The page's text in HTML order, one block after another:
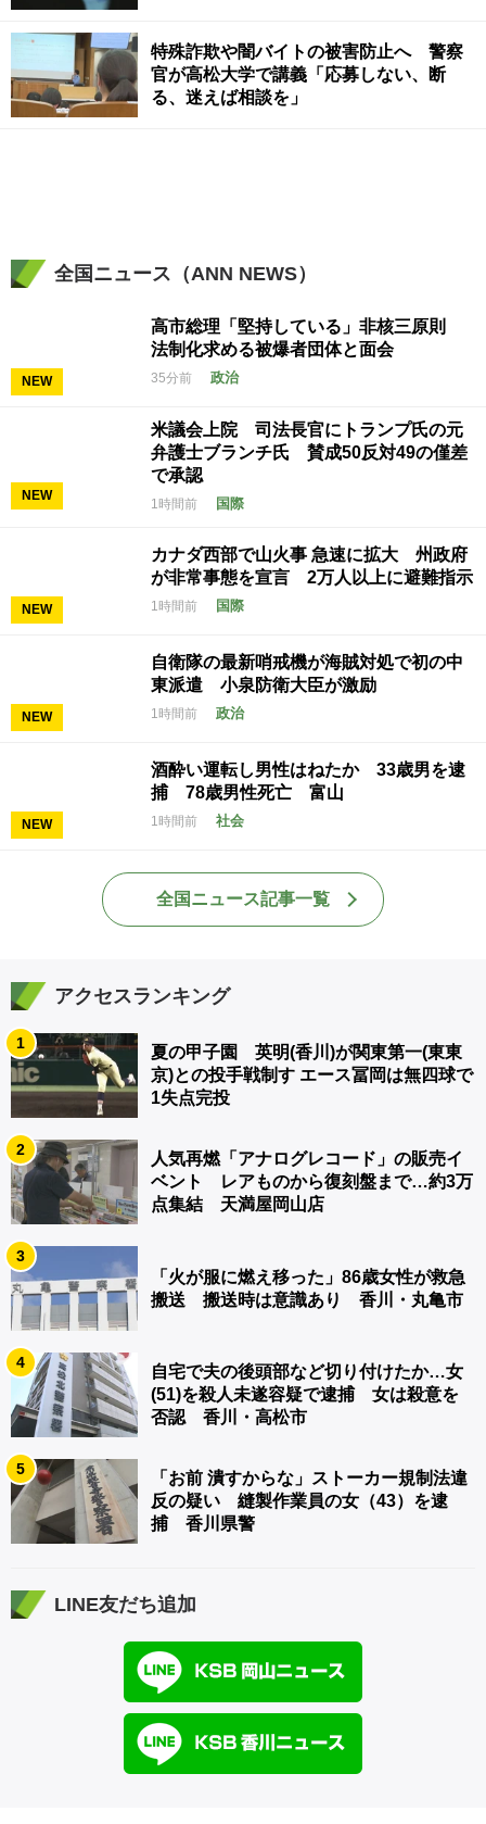
特殊詐欺や闇バイトの被害防止へ 警察
官が高松大学で講義「応募しない、断
る、迷えば相談を」
全国ニュース（ANN NEWS）
NEW
高市総理「堅持している」非核三原則
法制化求める被爆者団体と面会
35分前 政治
NEW
米議会上院 司法長官にトランプ氏の元
弁護士ブランチ氏 賛成50反対49の僅差
で承認
1時間前 国際
NEW
カナダ西部で山火事 急速に拡大 州政府
が非常事態を宣言 2万人以上に避難指示
1時間前 国際
NEW
自衛隊の最新哨戒機が海賊対処で初の中
東派遣 小泉防衛大臣が激励
1時間前 政治
NEW
酒酔い運転し男性はねたか 33歳男を逮
捕 78歳男性死亡 富山
1時間前 社会
全国ニュース記事一覧
アクセスランキング
1
夏の甲子園 英明(香川)が関東第一(東東
京)との投手戦制す エース冨岡は無四球で
1失点完投
2
人気再燃「アナログレコード」の販売イ
ベント レアものから復刻盤まで…約3万
点集結 天満屋岡山店
3
「火が服に燃え移った」86歳女性が救急
搬送 搬送時は意識あり 香川・丸亀市
4
自宅で夫の後頭部など切り付けたか…女
(51)を殺人未遂容疑で逮捕 女は殺意を
否認 香川・高松市
5
「お前 潰すからな」ストーカー規制法違
反の疑い 縫製作業員の女（43）を逮
捕 香川県警
LINE友だち追加